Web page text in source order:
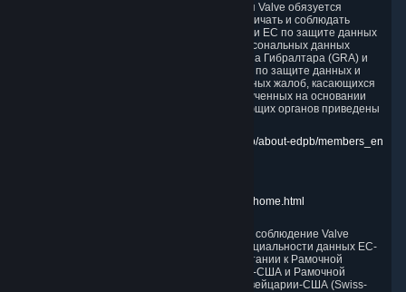
В соответствии с Принципами DPF компания Valve обязуется
бесплатно для пострадавшего лица сотрудничать и соблюдать
рекомендации комиссии, созданной органами ЕС по защите данных
(DPA), Офиса уполномоченного в сфере персональных данных
Великобритании (ICO), Регулирующего органа Гибралтара (GRA) и
Федерального уполномоченного Швейцарии по защите данных и
информации (FDPIC) в отношении нерешенных жалоб, касающихся
обработки нами персональных данных, полученных на основании
Принципов DPF. Ссылки на сайты регулирующих органов приведены
https://edpb.europa.eu/about-edpb/about-edpb/members_en
https://www.edoeb.admin.ch/edoeb/home.html
Федеральная торговая комиссия регулирует соблюдение Valve
требований Рамочной программы конфиденциальности данных ЕС-
США (EU-U.S. DPF), Дополнения Великобритании к Рамочной
программе конфиденциальности данных ЕС-США и Рамочной
программы конфиденциальности данных Швейцарии-США (Swiss-